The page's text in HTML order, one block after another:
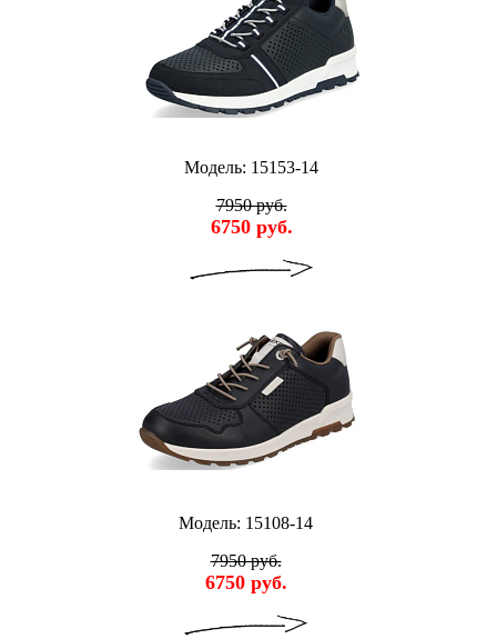
Модель: 15153-14
7950 руб.
6750 руб.
Модель: 15108-14
7950 руб.
6750 руб.